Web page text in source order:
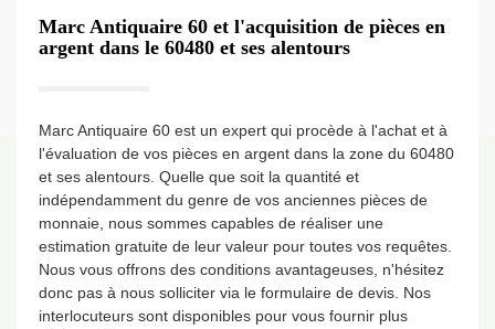
Marc Antiquaire 60 et l'acquisition de pièces en
argent dans le 60480 et ses alentours
Marc Antiquaire 60 est un expert qui procède à l'achat et à
l'évaluation de vos pièces en argent dans la zone du 60480
et ses alentours. Quelle que soit la quantité et
indépendamment du genre de vos anciennes pièces de
monnaie, nous sommes capables de réaliser une
estimation gratuite de leur valeur pour toutes vos requêtes.
Nous vous offrons des conditions avantageuses, n'hésitez
donc pas à nous solliciter via le formulaire de devis. Nos
interlocuteurs sont disponibles pour vous fournir plus